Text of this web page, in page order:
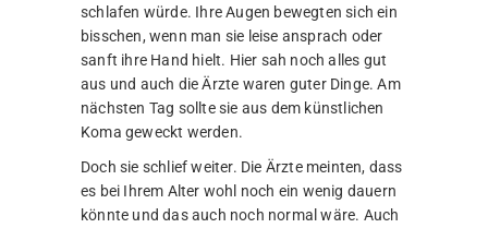
schlafen würde. Ihre Augen bewegten sich ein
bisschen, wenn man sie leise ansprach oder
sanft ihre Hand hielt. Hier sah noch alles gut
aus und auch die Ärzte waren guter Dinge. Am
nächsten Tag sollte sie aus dem künstlichen
Koma geweckt werden.
Doch sie schlief weiter. Die Ärzte meinten, dass
es bei Ihrem Alter wohl noch ein wenig dauern
könnte und das auch noch normal wäre. Auch